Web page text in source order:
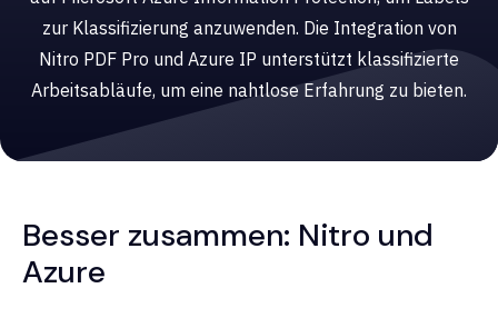
zur Klassifizierung anzuwenden. Die Integration von
Nitro PDF Pro und Azure IP unterstützt klassifizierte
Arbeitsabläufe, um eine nahtlose Erfahrung zu bieten.
Besser zusammen: Nitro und
Azure